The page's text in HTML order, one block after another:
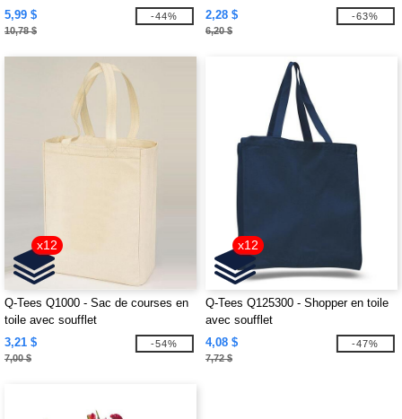
5,99 $
10,78 $
-44% 2,28 $
6,20 $
-63%
x12
Q-Tees Q1000 - Sac de courses en
toile avec soufflet
3,21 $
7,00 $
-54%
x12
Q-Tees Q125300 - Shopper en toile
avec soufflet
4,08 $
7,72 $
-47%